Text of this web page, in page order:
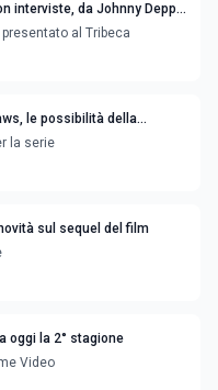
interviste, da Johnny Depp e
Michael Keatonal Tribeca
le possibilità della
la serie
sul sequel del film
oggi la 2° stagione
Video